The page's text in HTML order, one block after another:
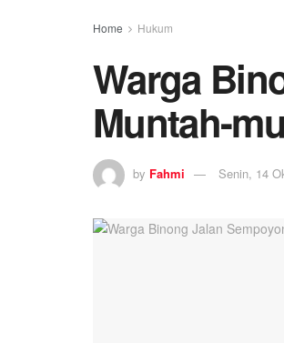
Home Hukum
Warga
Muntah-
by Fahmi Senin, 14